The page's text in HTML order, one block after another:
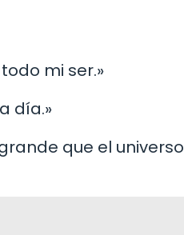
mi ser.»
día.»
que el universo